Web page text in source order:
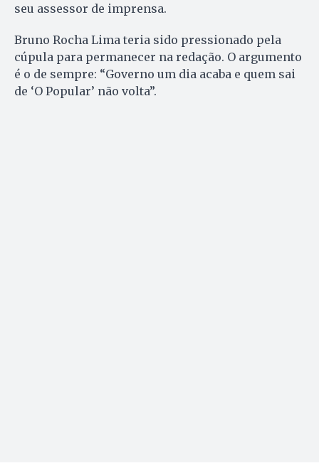
seu assessor de imprensa.
Bruno Rocha Lima teria sido pressionado pela
cúpula para permanecer na redação. O argumento
é o de sempre: “Governo um dia acaba e quem sai
de ‘O Popular’ não volta”.